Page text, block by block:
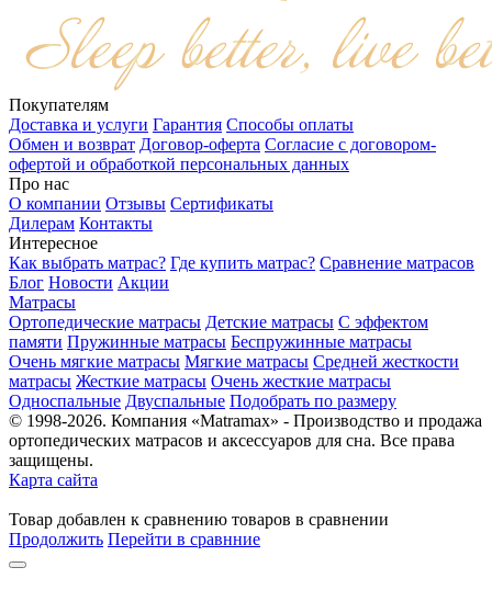
Покупателям
Доставка и услуги Гарантия Способы оплаты
Обмен и возврат Договор-оферта Согласие с договором-
офертой и обработкой персональных данных
Про нас
О компании Отзывы Сертификаты
Дилерам Контакты
Интересное
Как выбрать матрас? Где купить матрас? Сравнение матрасов
Блог Новости Акции
Матрасы
Ортопедические матрасы Детские матрасы С эффектом
памяти Пружинные матрасы Беспружинные матрасы
Очень мягкие матрасы Мягкие матрасы Средней жесткости
матрасы Жесткие матрасы Очень жесткие матрасы
Односпальные Двуспальные Подобрать по размеру
© 1998-2026. Компания «Matramax» - Производство и продажа
ортопедических матрасов и аксессуаров для сна. Все права
защищены.
Карта сайта
Товар добавлен к сравнению товаров в сравнении
Продолжить Перейти в сравнние